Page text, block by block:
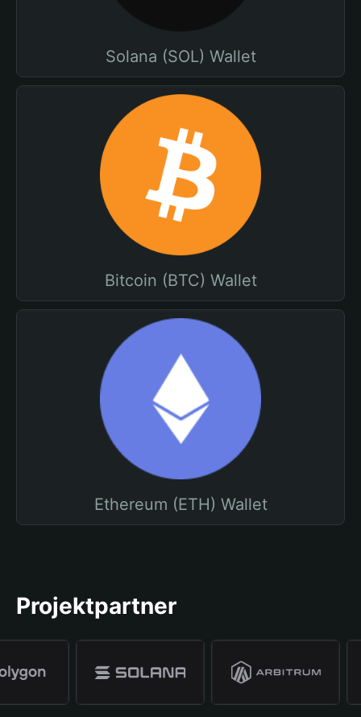
Solana (SOL) Wallet
Bitcoin (BTC) Wallet
Ethereum (ETH) Wallet
Projektpartner